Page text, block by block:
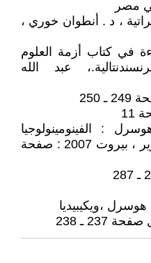
مصر
، د . أنطوان خوري ،
في كتاب أزمة العلوم
عبد الله
: الفينومينولوجيا
،يوسف سليم سلامة ، دار التنوير ، بيروت 2007 : صفحة